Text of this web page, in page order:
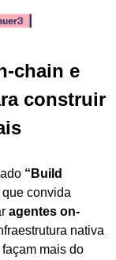
chain e
construir
“Build
convida
agentes on-
nativa
mais do